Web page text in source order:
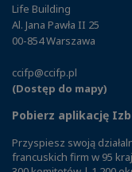
Life Building
Al. Jana Pawła II 25
00-854 Warszawa
ccifp@ccifp.pl
(Dostęp do mapy)
Pobierz aplikację
Przyspiesz swoją
francuskich firm w 95